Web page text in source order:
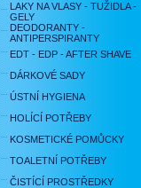
LAKY NA VLASY - TUŽIDLA -
GELY
DEODORANTY -
ANTIPERSPIRANTY
EDT - EDP - AFTER SHAVE
DÁRKOVÉ SADY
ÚSTNÍ HYGIENA
HOLÍCÍ POTŘEBY
KOSMETICKÉ POMŮCKY
TOALETNÍ POTŘEBY
ČISTÍCÍ PROSTŘEDKY